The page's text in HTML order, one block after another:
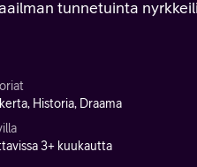
tunnetuinta
Historia, Draama
3+ kuukautta